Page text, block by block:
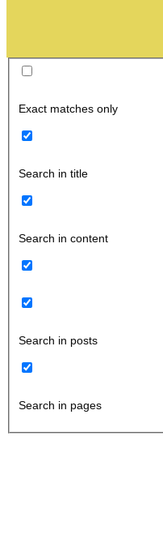
Exact matches only
Search in title
Search in content
Search in posts
Search in pages